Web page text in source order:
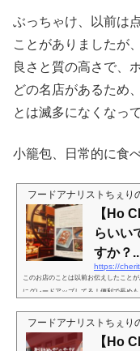
ぶっちゃけ、以前は
ことがありましたが
良さと質の高さで、
どの名店があるため
とは滅多になくなっ
小籠包、日常的に食
フードアナリストちぇり
【Ho
らいい
すか？
https://
このお店のことは以前お伝えしたこと
にグレードアップしてる！便利で長め
どレシピの変化もあった様子。
（日本人的には）２階にあります。窓
これが素敵！んで、壁にか...
フードアナリストちぇり
【Ho